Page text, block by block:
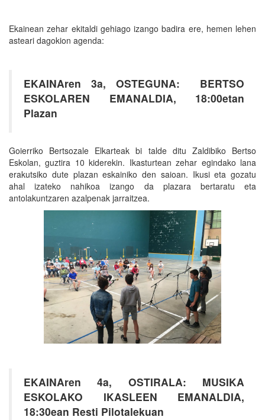
Ekainean zehar ekitaldi gehiago izango badira ere, hemen lehen
asteari dagokion agenda:
EKAINAren 3a, OSTEGUNA: BERTSO
ESKOLAREN EMANALDIA, 18:00etan
Plazan
Goierriko Bertsozale Elkarteak bi talde ditu Zaldibiko Bertso
Eskolan, guztira 10 kiderekin. Ikasturtean zehar egindako lana
erakutsiko dute plazan eskainiko den saioan. Ikusi eta gozatu
ahal izateko nahikoa izango da plazara bertaratu eta
antolakuntzaren azalpenak jarraitzea.
EKAINAren 4a, OSTIRALA: MUSIKA
ESKOLAKO IKASLEEN EMANALDIA,
18:30ean Resti Pilotalekuan